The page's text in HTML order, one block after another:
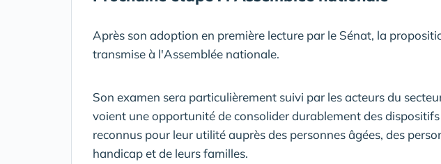
Après son adoption en première lecture par le Sénat, la
transmise à l'Assemblée nationale.
Son examen sera particulièrement suivi par les acteurs du
voient une opportunité de consolider durablement des
reconnus pour leur utilité auprès des personnes âgées, des
handicap et de leurs familles.